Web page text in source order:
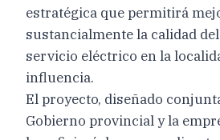
estratégica que permitirá
sustancialmente la calidad
servicio eléctrico en la
influencia.
El proyecto, diseñado
Gobierno provincial y la